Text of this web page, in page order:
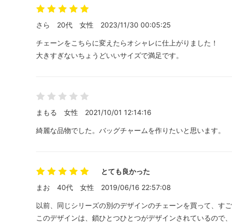
さら 20代 女性 2023/11/30 00:05:25
チェーンをこちらに変えたらオシャレに仕上がりました！
大きすぎないちょうどいいサイズで満足です。
まもる 女性 2021/10/01 12:14:16
綺麗な品物でした。バッグチャームを作りたいと思います。
とても良かった
まお
40代 女性 2019/06/16 22:57:08
以前、同じシリーズの別のデザインのチェーンを買って、す
このデザインは、鎖ひとつひとつがデザインされているので